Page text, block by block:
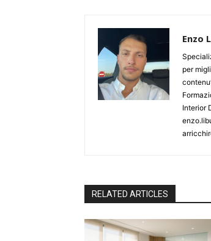
Enzo
per
Interior
RELATED ARTICLES